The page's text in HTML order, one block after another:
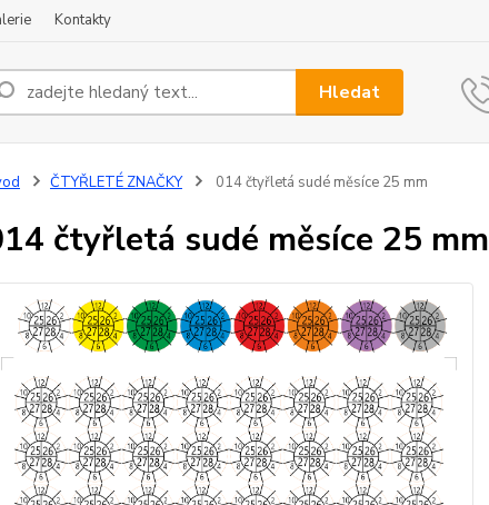
Kontakty
Hledat
ČTYŘLETÉ ZNAČKY 014 čtyřletá sudé měsíce 25 mm
čtyřletá sudé měsíce 25 mm